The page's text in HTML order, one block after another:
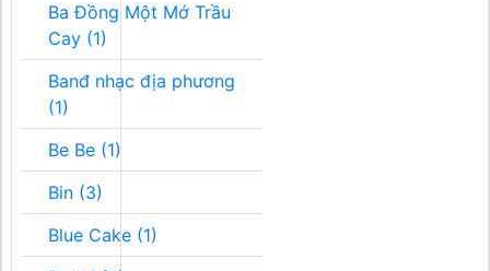
Ba Đồng Một Mớ Trầu
Cay (1)
Banđ nhạc địa phương
(1)
Be Be (1)
Bin (3)
Blue Cake (1)